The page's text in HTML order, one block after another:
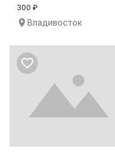
300 ₽
Владивосток